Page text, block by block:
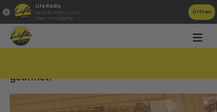
Life Radio
Life Radio GmbH & Co.KG
Gratis - in Google Play
Öffnen
geöffnet!